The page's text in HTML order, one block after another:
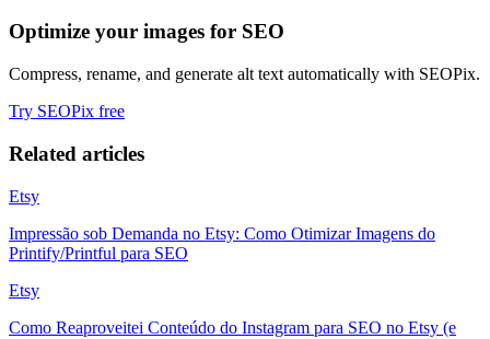
Optimize your images for SEO
Compress, rename, and generate alt text automatically with SEOPix.
Try SEOPix free
Related articles
Etsy
Impressão sob Demanda no Etsy: Como Otimizar Imagens do
Printify/Printful para SEO
Etsy
Como Reaproveitei Conteúdo do Instagram para SEO no Etsy (e